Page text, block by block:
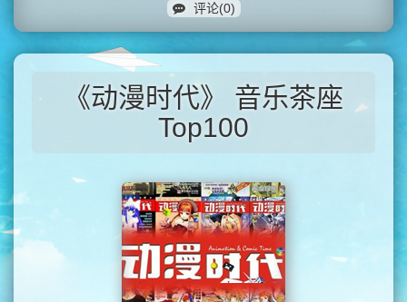
评论(0)
《动漫时代》 音乐茶座
Top100